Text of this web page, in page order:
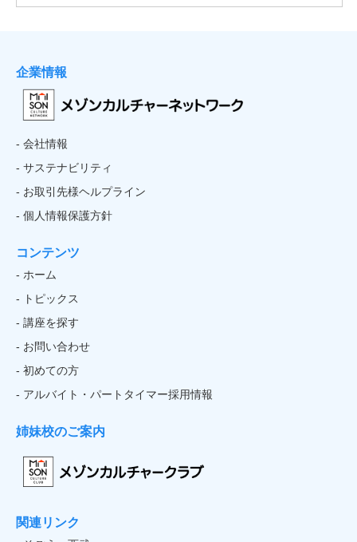
企業情報
- 会社情報
- サステナビリティ
- お取引先様ヘルプライン
- 個人情報保護方針
コンテンツ
- ホーム
- トピックス
- 講座を探す
- お問い合わせ
- 初めての方
- アルバイト・パートタイマー採用情報
姉妹校のご案内
関連リンク